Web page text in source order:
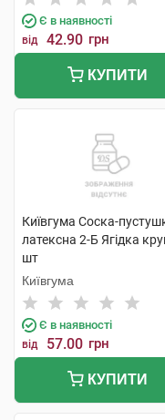
Є в наявності
від 42.90 грн
КУПИТИ
Київгума Соска-
латексна 2-Б Ягідка
шт
Київгума
Є в наявності
від 57.00 грн
КУПИТИ